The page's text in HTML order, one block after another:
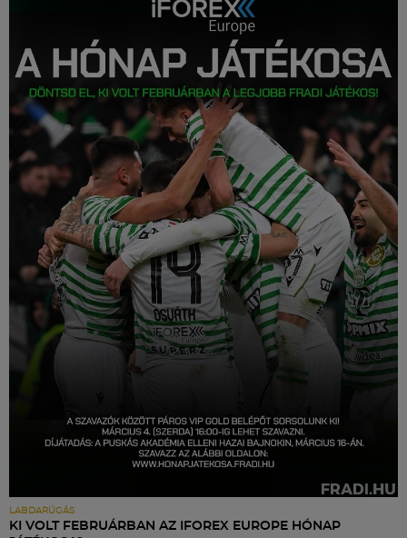
LABDARÚGÁS
KI VOLT FEBRUÁRBAN AZ IFOREX EUROPE HÓNAP